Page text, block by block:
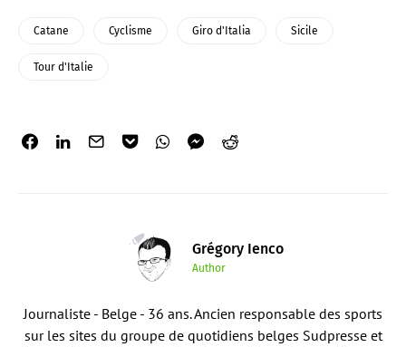
Catane Cyclisme Giro d'Italia Sicile
Tour d'Italie
Grégory Ienco
Author
Journaliste - Belge - 36 ans. Ancien responsable des sports
sur les sites du groupe de quotidiens belges Sudpresse et